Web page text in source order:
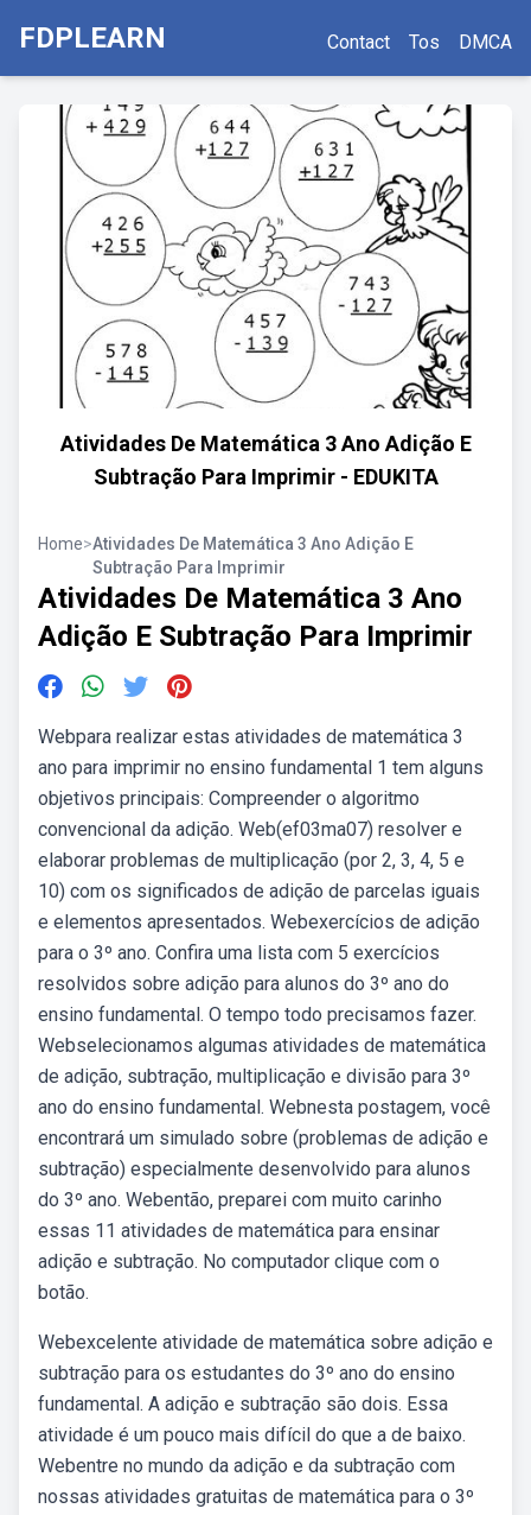
FDPLEARN Contact Tos DMCA
Atividades De Matemática 3 Ano Adição E
Subtração Para Imprimir - EDUKITA
Home>Atividades De Matemática 3 Ano Adição E
Subtração Para Imprimir
Atividades De Matemática 3 Ano
Adição E Subtração Para Imprimir
Webpara realizar estas atividades de matemática 3
ano para imprimir no ensino fundamental 1 tem alguns
objetivos principais: Compreender o algoritmo
convencional da adição. Web(ef03ma07) resolver e
elaborar problemas de multiplicação (por 2, 3, 4, 5 e
10) com os significados de adição de parcelas iguais
e elementos apresentados. Webexercícios de adição
para o 3º ano. Confira uma lista com 5 exercícios
resolvidos sobre adição para alunos do 3º ano do
ensino fundamental. O tempo todo precisamos fazer.
Webselecionamos algumas atividades de matemática
de adição, subtração, multiplicação e divisão para 3º
ano do ensino fundamental. Webnesta postagem, você
encontrará um simulado sobre (problemas de adição e
subtração) especialmente desenvolvido para alunos
do 3º ano. Webentão, preparei com muito carinho
essas 11 atividades de matemática para ensinar
adição e subtração. No computador clique com o
botão.
Webexcelente atividade de matemática sobre adição e
subtração para os estudantes do 3º ano do ensino
fundamental. A adição e subtração são dois. Essa
atividade é um pouco mais difícil do que a de baixo.
Webentre no mundo da adição e da subtração com
nossas atividades gratuitas de matemática para o 3º